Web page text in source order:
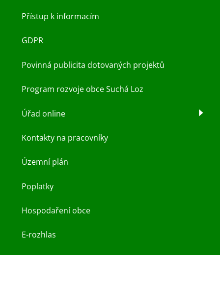
Přístup k informacím
GDPR
Povinná publicita dotovaných projektů
Program rozvoje obce Suchá Loz
Úřad online
Kontakty na pracovníky
Územní plán
Poplatky
Hospodaření obce
E-rozhlas